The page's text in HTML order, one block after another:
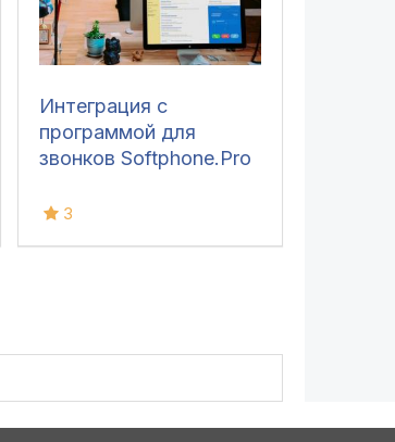
Интеграция с
программой для
звонков Softphone.Pro
3